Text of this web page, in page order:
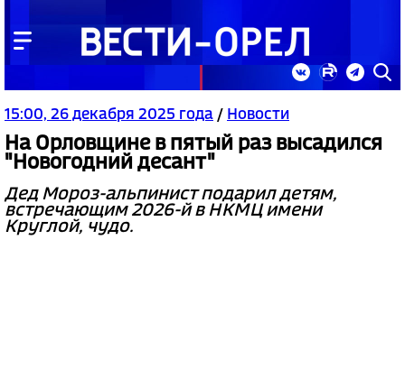
15:00, 26 декабря 2025 года / Новости
На Орловщине в пятый раз высадился
"Новогодний десант"
Дед Мороз-альпинист подарил детям,
встречающим 2026-й в НКМЦ имени
Круглой, чудо.